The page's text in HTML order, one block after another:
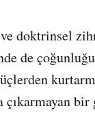
doktrinsel
de
çıkarmayan